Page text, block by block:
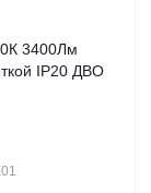
3400Лм
IP20 ДВО